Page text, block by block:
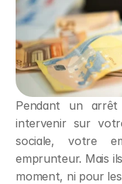
Pendant un arrêt
intervenir sur
sociale, votre
emprunteur. Mais
moment, ni pour